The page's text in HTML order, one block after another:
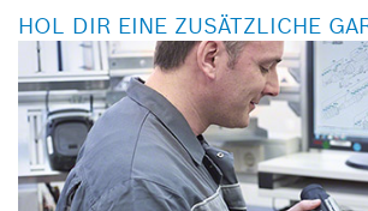
HOL DIR EINE ZUSÄTZLICHE